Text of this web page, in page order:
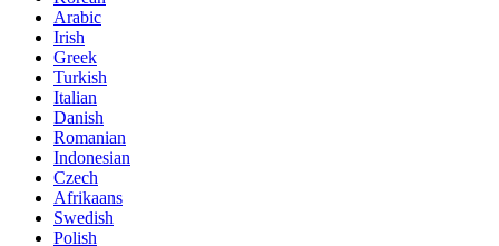
Arabic
Irish
Greek
Turkish
Italian
Danish
Romanian
Indonesian
Czech
Afrikaans
Swedish
Polish